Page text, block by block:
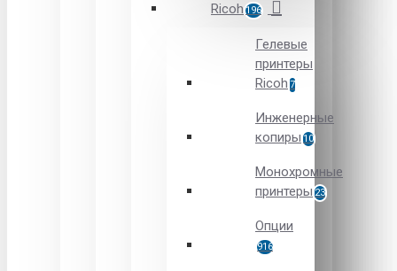
Ricoh 196
Гелевые
принтеры
Ricoh 7
Инженерные
копиры 10
Монохромные
принтеры 23
Опции
916